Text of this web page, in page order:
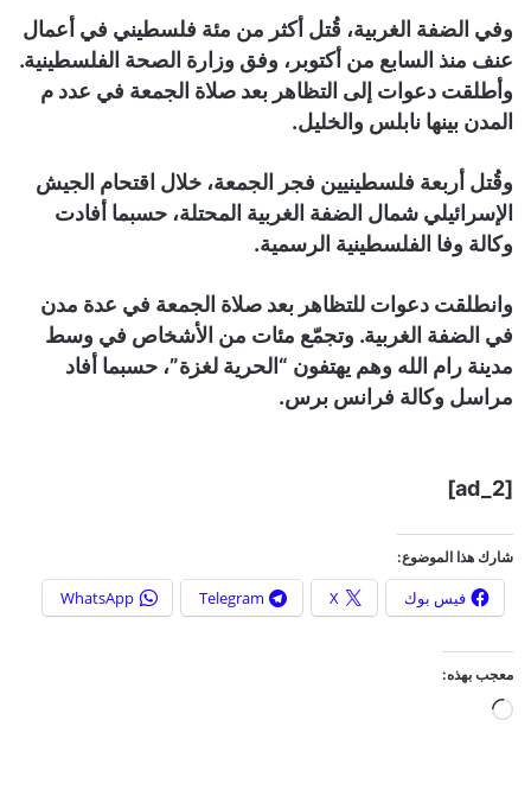
وفي الضفة الغربية، قُتل أكثر من مئة فلسطيني في أعمال
عنف منذ السابع من أكتوبر، وفق وزارة الصحة الفلسطينية.
وأطلقت دعوات إلى التظاهر بعد صلاة الجمعة في عدد م
المدن بينها نابلس والخليل.
وقُتل أربعة فلسطينيين فجر الجمعة، خلال اقتحام الجيش
الإسرائيلي شمال الضفة الغربية المحتلة، حسبما أفادت
وكالة وفا الفلسطينية الرسمية.
وانطلقت دعوات للتظاهر بعد صلاة الجمعة في عدة مدن
في الضفة الغربية. وتجمّع مئات من الأشخاص في وسط
مدينة رام الله وهم يهتفون “الحرية لغزة”، حسبما أفاد
مراسل وكالة فرانس برس.
[ad_2]
شارك هذا الموضوع:
فيس بوك X
Telegram
WhatsApp
معجب بهذه: